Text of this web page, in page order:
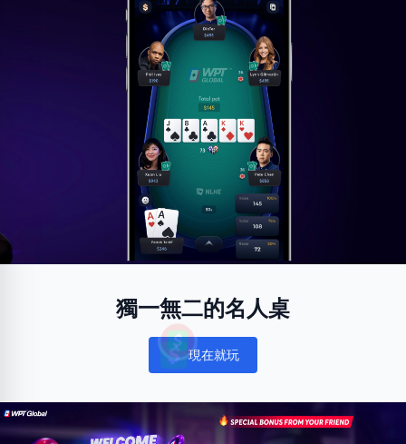
獨一無二的名人桌
Notifications
現在就玩